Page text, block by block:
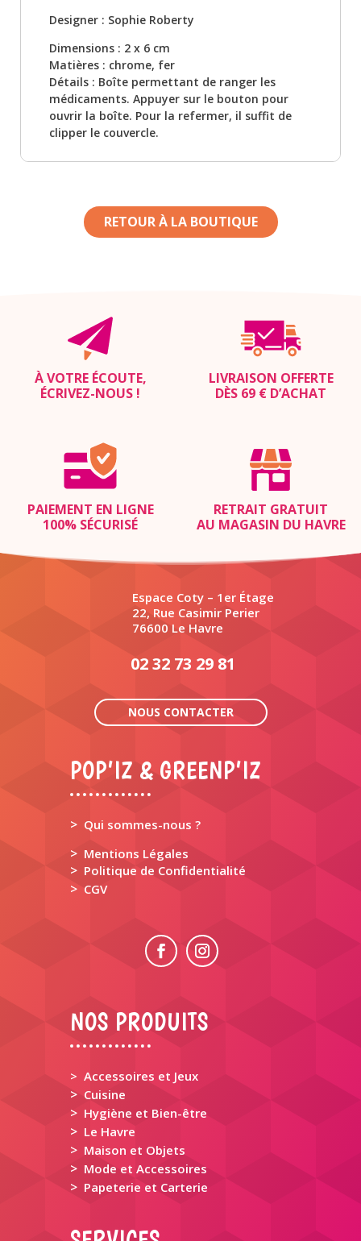
Designer : Sophie Roberty
Dimensions : 2 x 6 cm
Matières : chrome, fer
Détails : Boîte permettant de ranger les
médicaments. Appuyer sur le bouton pour
ouvrir la boîte. Pour la refermer, il suffit de
clipper le couvercle.
RETOUR À LA BOUTIQUE
À VOTRE ÉCOUTE,
ÉCRIVEZ-NOUS !
LIVRAISON OFFERTE
DÈS 69 € D’ACHAT
PAIEMENT EN LIGNE
100% SÉCURISÉ
RETRAIT GRATUIT
AU MAGASIN DU HAVRE
Espace Coty – 1er Étage
22, Rue Casimir Perier
76600 Le Havre
02 32 73 29 81
NOUS CONTACTER
POP’IZ & GREENP’IZ
> Qui sommes-nous ?
> Mentions Légales
> Politique de Confidentialité
> CGV
NOS PRODUITS
> Accessoires et Jeux
> Cuisine
> Hygiène et Bien-être
> Le Havre
> Maison et Objets
> Mode et Accessoires
> Papeterie et Carterie